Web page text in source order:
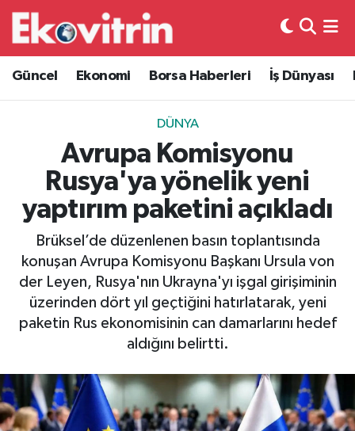
Güncel Ekonomi Borsa Haberleri İş Dünyası
DÜNYA
Avrupa Komisyonu
Rusya'ya yönelik yeni
yaptırım paketini açıkladı
Brüksel’de düzenlenen basın toplantısında
konuşan Avrupa Komisyonu Başkanı Ursula von
der Leyen, Rusya'nın Ukrayna'yı işgal girişiminin
üzerinden dört yıl geçtiğini hatırlatarak, yeni
paketin Rus ekonomisinin can damarlarını hedef
aldığını belirtti.
Güncel
Ekonomi
Borsa Haberleri
İş Dünyası
Lojistik
Otovitrin
Asayiş
Gayrimenkul
Spor
Hava Durumu
Trafik Durumu
Süper Lig Puan Durumu ve Fikstür
Tüm Manşetler
Son Dakika Haberleri
Haber Arşivi